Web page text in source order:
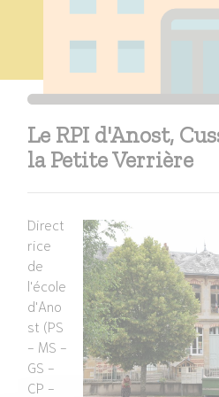
Le RPI d'Anost,
la Petite Verrière
Direct
rice
de
l'école
d'Ano
st (PS
- MS -
GS -
CP -